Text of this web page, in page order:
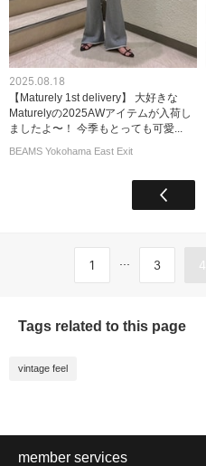
2025.08.18
【Maturely 1st delivery】 大好きな
Maturelyの2025AWアイテムが入荷し
ましたよ〜！ 今季もとっても可愛...
BEAMS Yokohama East Exit
1 ... 3 4
Tags related to this page
vintage feel
member services